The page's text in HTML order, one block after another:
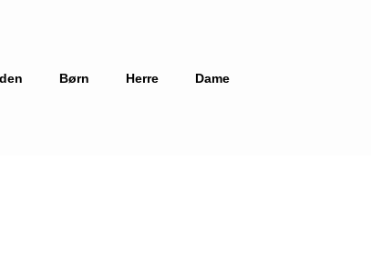
Børn Herre Dame